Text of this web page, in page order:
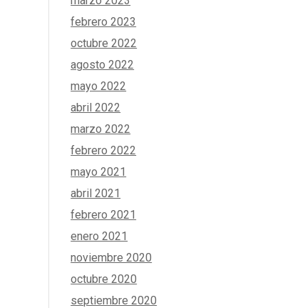
febrero 2023
octubre 2022
agosto 2022
mayo 2022
abril 2022
marzo 2022
febrero 2022
mayo 2021
abril 2021
febrero 2021
enero 2021
noviembre 2020
octubre 2020
septiembre 2020